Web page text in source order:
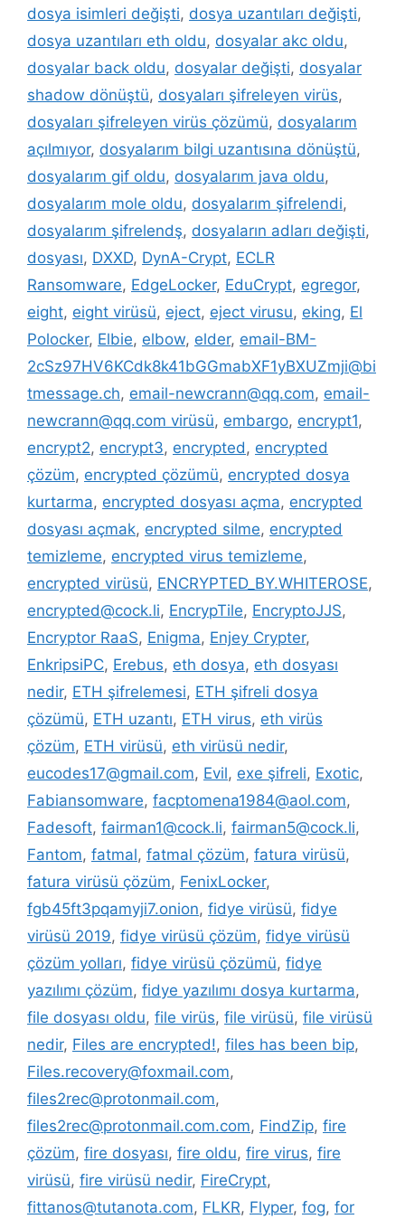
dosya isimleri değişti, dosya uzantıları değişti,
dosya uzantıları eth oldu, dosyalar akc oldu,
dosyalar back oldu, dosyalar değişti, dosyalar
shadow dönüştü, dosyaları şifreleyen virüs,
dosyaları şifreleyen virüs çözümü, dosyalarım
açılmıyor, dosyalarım bilgi uzantısına dönüştü,
dosyalarım gif oldu, dosyalarım java oldu,
dosyalarım mole oldu, dosyalarım şifrelendi,
dosyalarım şifrelendş, dosyaların adları değişti,
dosyası, DXXD, DynA-Crypt, ECLR
Ransomware, EdgeLocker, EduCrypt, egregor,
eight, eight virüsü, eject, eject virusu, eking, El
Polocker, Elbie, elbow, elder, email-BM-
2cSz97HV6KCdk8k41bGGmabXF1yBXUZmji@bi
tmessage.ch, email-newcrann@qq.com, email-
newcrann@qq.com virüsü, embargo, encrypt1,
encrypt2, encrypt3, encrypted, encrypted
çözüm, encrypted çözümü, encrypted dosya
kurtarma, encrypted dosyası açma, encrypted
dosyası açmak, encrypted silme, encrypted
temizleme, encrypted virus temizleme,
encrypted virüsü, ENCRYPTED_BY.WHITEROSE,
encrypted@cock.li, EncrypTile, EncryptoJJS,
Encryptor RaaS, Enigma, Enjey Crypter,
EnkripsiPC, Erebus, eth dosya, eth dosyası
nedir, ETH şifrelemesi, ETH şifreli dosya
çözümü, ETH uzantı, ETH virus, eth virüs
çözüm, ETH virüsü, eth virüsü nedir,
eucodes17@gmail.com, Evil, exe şifreli, Exotic,
Fabiansomware, facptomena1984@aol.com,
Fadesoft, fairman1@cock.li, fairman5@cock.li,
Fantom, fatmal, fatmal çözüm, fatura virüsü,
fatura virüsü çözüm, FenixLocker,
fgb45ft3pqamyji7.onion, fidye virüsü, fidye
virüsü 2019, fidye virüsü çözüm, fidye virüsü
çözüm yolları, fidye virüsü çözümü, fidye
yazılımı çözüm, fidye yazılımı dosya kurtarma,
file dosyası oldu, file virüs, file virüsü, file virüsü
nedir, Files are encrypted!, files has been bip,
Files.recovery@foxmail.com,
files2rec@protonmail.com,
files2rec@protonmail.com.com, FindZip, fire
çözüm, fire dosyası, fire oldu, fire virus, fire
virüsü, fire virüsü nedir, FireCrypt,
fittanos@tutanota.com, FLKR, Flyper, fog, for